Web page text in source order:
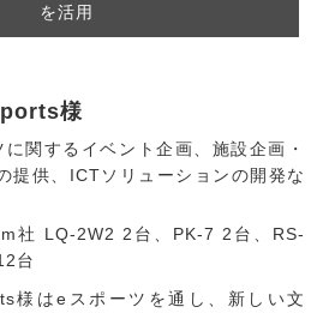
を活用
様
関するイベント企画、施設企画・
提供、ICTソリューションの開発な
社 LQ-2W2 2台、PK-7 2台、RS-
台
様はeスポーツを通し、新しい文